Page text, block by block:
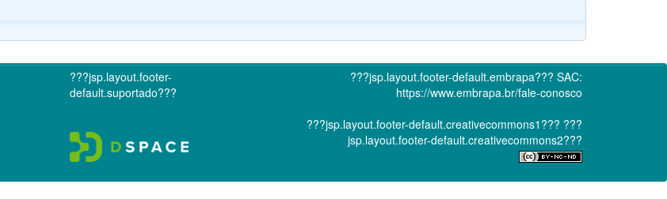
???jsp.layout.footer-
default.suportado???
???jsp.layout.footer-default.embrapa??? SAC:
https://www.embrapa.br/fale-conosco
???jsp.layout.footer-default.creativecommons1??? ???
jsp.layout.footer-default.creativecommons2???